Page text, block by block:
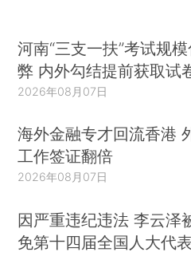
河南“三支一扶”考试规
弊 内外勾结提前获取试
2026年08月07日
海外金融专才回流香港
工作签证翻倍
2026年08月07日
因严重违纪违法 李云泽
免第十四届全国人大代